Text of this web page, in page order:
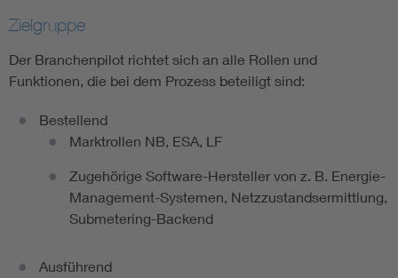
Zielgruppe
Der Branchenpilot richtet sich an alle Rollen und
Funktionen, die bei dem Prozess beteiligt sind:
Bestellend
Marktrollen NB, ESA, LF
Zugehörige Software-Hersteller von z. B. Energie-
Management-Systemen, Netzzustandsermittlung,
Submetering-Backend
Ausführend